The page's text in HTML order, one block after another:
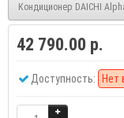
Кондиционер DAICHI
42 790.00 р.
Доступность: Нет